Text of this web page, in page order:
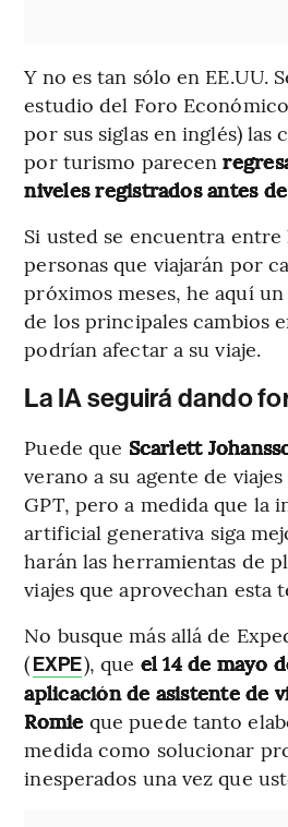
Y no es tan sólo en EE.UU.
estudio del Foro
por sus siglas en inglés) las
por turismo parecen
niveles registrados antes
Si usted se encuentra
personas que viajarán por
próximos meses, he aquí
de los principales cambios
podrían afectar a su viaje.
La IA seguirá dando
Puede que Scarlett
verano a su agente de
GPT, pero a medida que la
artificial generativa siga
harán las herramientas de
viajes que aprovechan esta
No busque más allá de
(EXPE), que el 14 de mayo
aplicación de asistente de
Romie que puede tanto
medida como solucionar
inesperados una vez que